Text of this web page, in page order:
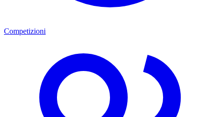
Competizioni